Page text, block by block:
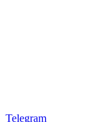
Telegram